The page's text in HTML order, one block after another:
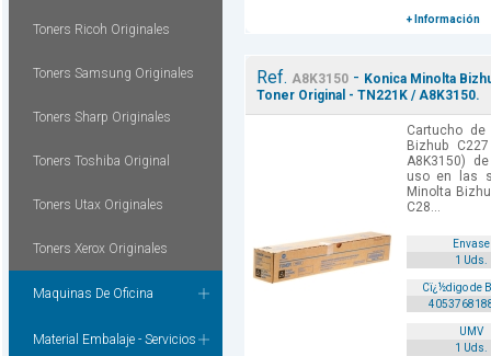
Toners Ricoh Originales
Toners Samsung Originales
Toners Sharp Originales
Toners Toshiba Original
Toners Utax Originales
Toners Xerox Originales
Maquinas De Oficina
Material Embalaje - Servicios
+ Información
Ref. A8K3150- Konica Minolta
Toner Original - TN221K / A8K3150.
Cartucho
Bizhub
A8K3150)
uso en las
Minolta
C28...
Envase
1 Uds.
Cï¿½digo de
UMV
1 Uds.